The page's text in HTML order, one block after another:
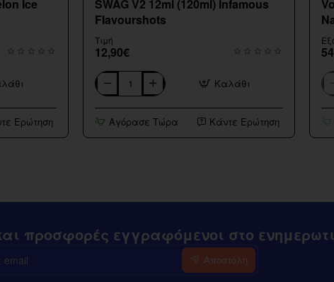
Ice
Ερώτηση
SWAG V2 12ml (120ml) Infamous
Flavourshots
Τιμή
12,90€
SWAG
V2
12ml
(120ml)
Καλάθι
Αγόρασε Τώρα Κάντε Ερώτηση
προσφορές εγγραφόμενοι στο
Αποστόλη